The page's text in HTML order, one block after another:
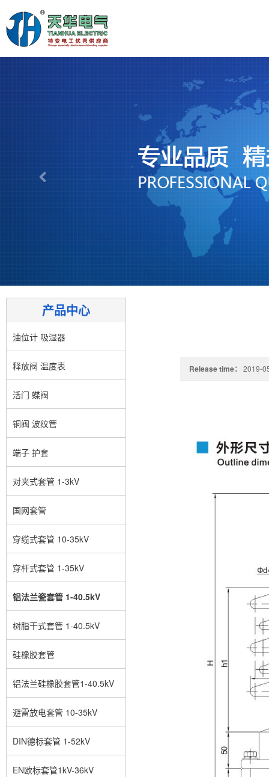
产品中心
油位计 吸湿器
释放阀 温度表
活门 蝶阀
铜阀 波纹管
端子 护套
对夹式套管 1-3kV
国网套管
穿缆式套管 10-35kV
穿杆式套管 1-35kV
铝法兰瓷套管 1-40.5kV
树脂干式套管 1-40.5kV
硅橡胶套管
铝法兰硅橡胶套管1-40.5kV
避雷放电套管 10-35kV
DIN德标套管 1-52kV
EN欧标套管1kV-36kV
Release time： 2019-